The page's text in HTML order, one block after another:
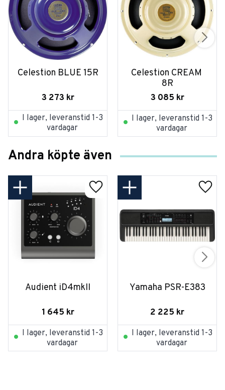
Celestion BLUE 15R
3 273 kr
I lager, leveranstid 1-3
vardagar
Celestion CREAM
8R
3 085 kr
I lager, leveranstid 1-3
vardagar
Andra köpte även
Audient iD4mkII
1 645 kr
I lager, leveranstid 1-3
vardagar
Yamaha PSR-E383
2 225 kr
I lager, leveranstid 1-3
vardagar